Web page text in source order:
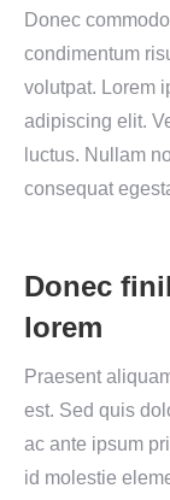
Donec
condimentum
volutpat. Lorem
adipiscing elit.
luctus. Nullam
consequat
Donec
lorem
Praesent
est. Sed quis
ac ante ipsum
id molestie